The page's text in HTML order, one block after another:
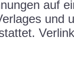
auf
und